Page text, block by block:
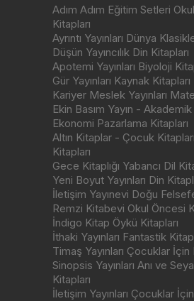
Adım Adım Eğitim Setleri
Kitapları
Ayrıntı Yayınları Dünya
Düşün Yayıncılık Din Kitapları
Apotemi Yayınları Biyoloji
Gür Yayınları Kaynak Kitapları
Kariyer Meslek Yayınları
Ekin Basım Yayın -
Ekonomi Pazarlama Kitapları
Altın Kitaplar - Çocuk
Kitapları
Gece Kitaplığı Yabancı Dil
Yeni Boyut Yayınları Din
İletişim Yayınevi Doğu
Remzi Kitabevi Okul Öncesi
İndigo Kitap Öykü Kitapları
İthaki Yayınları Fantastik
Timaş Yayınları Çocuklar
Sinopsis Yayınları Anı ve
Kitapları
İletişim Yayınları Çocuklar